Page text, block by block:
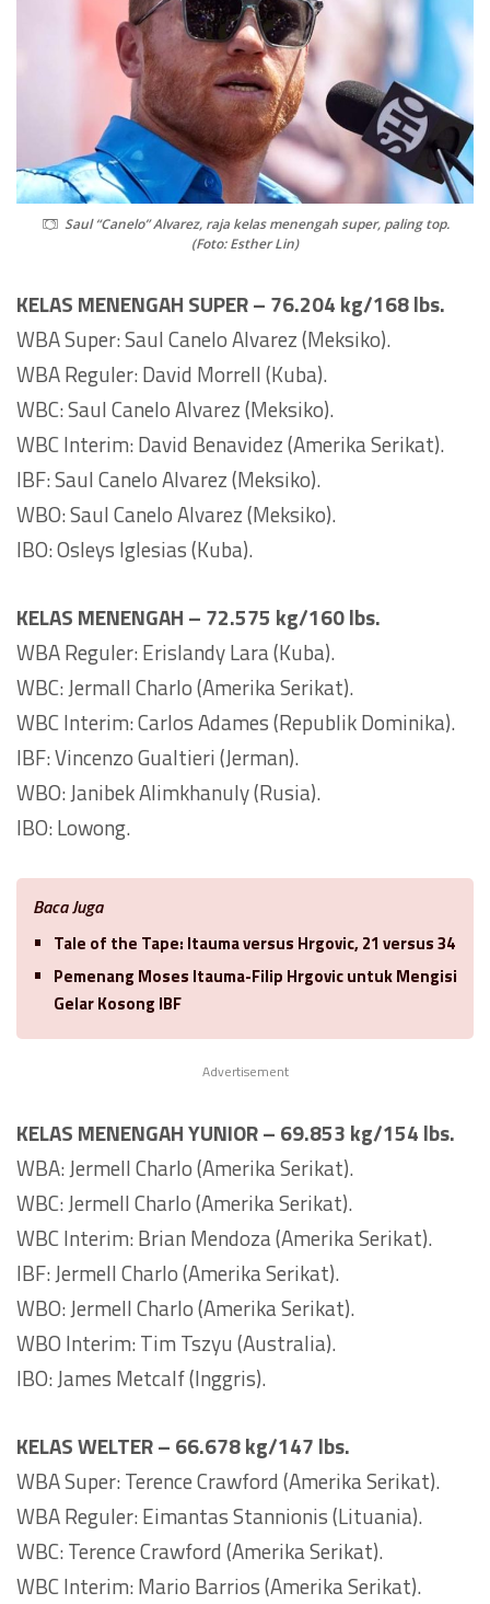
Saul “Canelo” Alvarez, raja kelas menengah super, paling top.
(Foto: Esther Lin)
KELAS MENENGAH SUPER – 76.204 kg/168 lbs.
WBA Super: Saul Canelo Alvarez (Meksiko).
WBA Reguler: David Morrell (Kuba).
WBC: Saul Canelo Alvarez (Meksiko).
WBC Interim: David Benavidez (Amerika Serikat).
IBF: Saul Canelo Alvarez (Meksiko).
WBO: Saul Canelo Alvarez (Meksiko).
IBO: Osleys Iglesias (Kuba).
KELAS MENENGAH – 72.575 kg/160 lbs.
WBA Reguler: Erislandy Lara (Kuba).
WBC: Jermall Charlo (Amerika Serikat).
WBC Interim: Carlos Adames (Republik Dominika).
IBF: Vincenzo Gualtieri (Jerman).
WBO: Janibek Alimkhanuly (Rusia).
IBO: Lowong.
Baca Juga
Tale of the Tape: Itauma versus Hrgovic, 21 versus 34
Pemenang Moses Itauma-Filip Hrgovic untuk Mengisi
Gelar Kosong IBF
Advertisement
KELAS MENENGAH YUNIOR – 69.853 kg/154 lbs.
WBA: Jermell Charlo (Amerika Serikat).
WBC: Jermell Charlo (Amerika Serikat).
WBC Interim: Brian Mendoza (Amerika Serikat).
IBF: Jermell Charlo (Amerika Serikat).
WBO: Jermell Charlo (Amerika Serikat).
WBO Interim: Tim Tszyu (Australia).
IBO: James Metcalf (Inggris).
KELAS WELTER – 66.678 kg/147 lbs.
WBA Super: Terence Crawford (Amerika Serikat).
WBA Reguler: Eimantas Stannionis (Lituania).
WBC: Terence Crawford (Amerika Serikat).
WBC Interim: Mario Barrios (Amerika Serikat).